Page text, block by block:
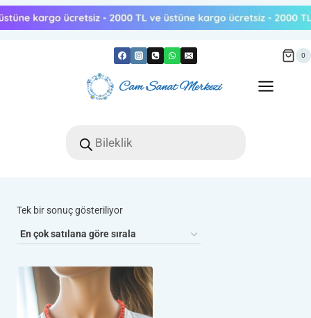
Skip
to
0
search
Tek bir sonuç gösteriliyor